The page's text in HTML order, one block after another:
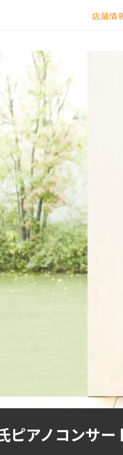
店舗情
ピアノコンサ